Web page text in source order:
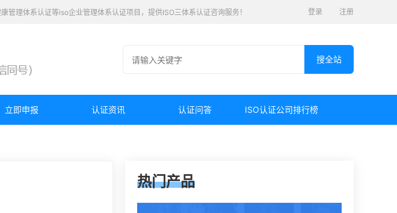
理体系认证等iso企业管理体系认证项目，提供ISO三体系认证咨询服务！ 登录 注册
立即申报 认证资讯 认证问答 ISO认证公司排行榜
热门产品